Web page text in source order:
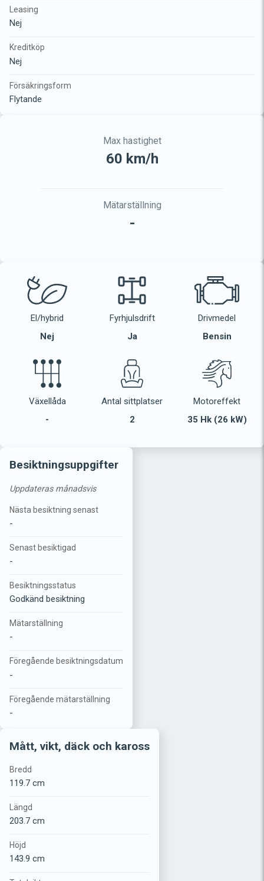
Leasing
Nej
Kreditköp
Nej
Försäkringsform
Flytande
Max hastighet
60 km/h
Mätarställning
-
El/hybrid
Nej
Fyrhjulsdrift
Ja
Drivmedel
Bensin
Växellåda
-
Antal sittplatser
2
Motoreffekt
35 Hk (26 kW)
Besiktningsuppgifter
Uppdateras månadsvis
Nästa besiktning senast
-
Senast besiktigad
-
Besiktningsstatus
Godkänd besiktning
Mätarställning
-
Föregående besiktningsdatum
-
Föregående mätarställning
-
Mått, vikt, däck och kaross
Bredd
119.7 cm
Längd
203.7 cm
Höjd
143.9 cm